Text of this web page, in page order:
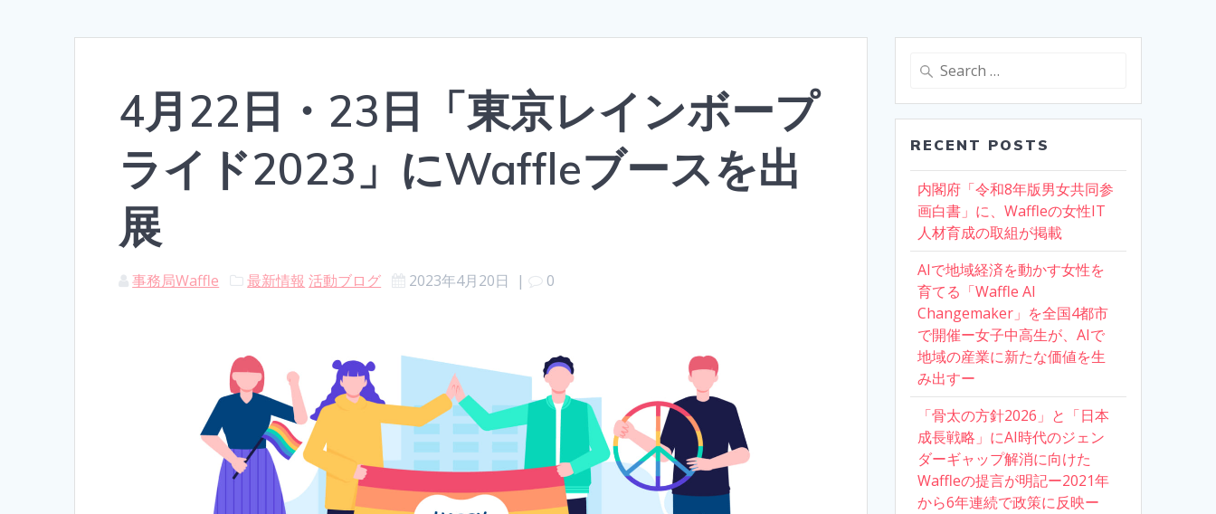
4月22日・23日「東京レインボープ
ライド2023」にWaffleブースを出
展
事務局Waffle 最新情報 活動ブログ 2023年4月20日 | 0
Search
RECENT POSTS
内閣府「令和8年版男女共同参
画白書」に、Waffleの女性IT
人材育成の取組が掲載
AIで地域経済を動かす女性を
育てる「Waffle AI
Changemaker」を全国4都市
で開催ー女子中高生が、AIで
地域の産業に新たな価値を生
み出すー
「骨太の方針2026」と「日本
成長戦略」にAI時代のジェン
ダーギャップ解消に向けた
Waffleの提言が明記ー2021年
から6年連続で政策に反映ー